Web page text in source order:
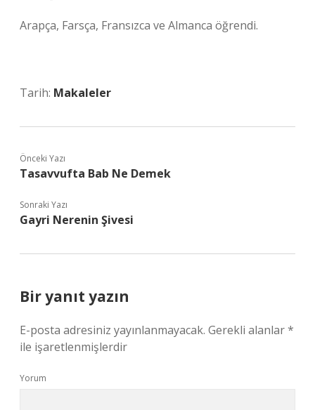
Arapça, Farsça, Fransızca ve Almanca öğrendi.
Tarih: Makaleler
Önceki Yazı
Tasavvufta Bab Ne Demek
Sonraki Yazı
Gayri Nerenin Şivesi
Bir yanıt yazın
E-posta adresiniz yayınlanmayacak. Gerekli alanlar*
ile işaretlenmişlerdir
Yorum